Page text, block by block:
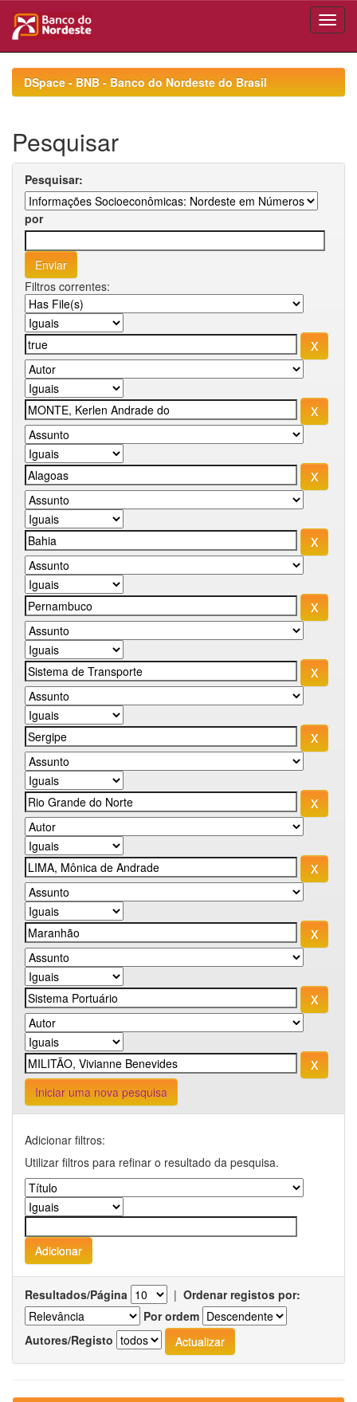
navigationDSpace - BNB - Banco do Nordeste do Brasil
Pesquisar
Pesquisar:
por
Filtros correntes:
Iniciar uma nova pesquisa
Adicionar filtros:
Utilizar filtros para refinar o resultado da pesquisa.
Resultados/Página | Ordenar registos por:
Por ordem
Autores/Registo